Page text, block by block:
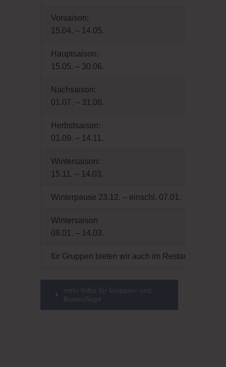
Vorsaison:
15.04. – 14.05.
Hauptsaison:
15.05. – 30.06.
Nachsaison:
01.07. – 31.08.
Herbstsaison:
01.09. – 14.11.
Wintersaison:
15.11. – 14.03.
Winterpause 23.12. – einschl. 07.01.
Wintersaison
08.01. – 14.03.
für Gruppen bieten wir auch im Restaurant
mehr Infos für Gruppen- und
Busausflüge